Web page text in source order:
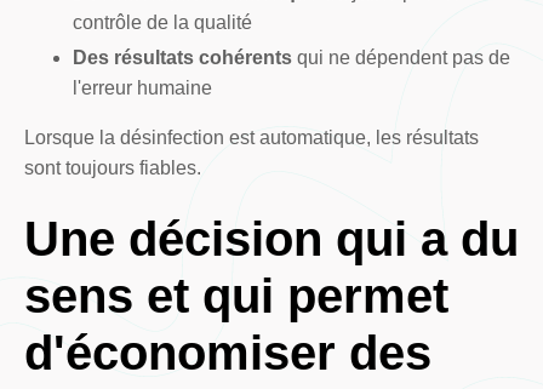
contrôle de la qualité
Des résultats cohérentsqui ne dépendent pas de
l'erreur humaine
Lorsque la désinfection est automatique, les résultats
sont toujours fiables.
Une décision qui a du
sens et qui permet
d'économiser des